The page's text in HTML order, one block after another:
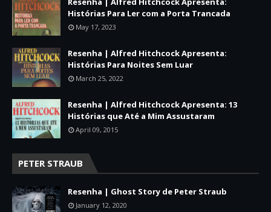
Histórias Para Ler com a Porta Trancada
May 17, 2023
Resenha | Alfred Hitchcock Apresenta:
Histórias Para Noites Sem Luar
March 25, 2022
Resenha | Alfred Hitchcock Apresenta: 13
Histórias que Até a Mim Assustaram
April 09, 2015
PETER STRAUB
Resenha | Ghost Story de Peter Straub
January 12, 2020